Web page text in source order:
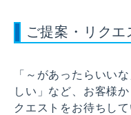
ご提案・リクエ
「～があったらいい
しい」など、お客様
クエストをお待ちし